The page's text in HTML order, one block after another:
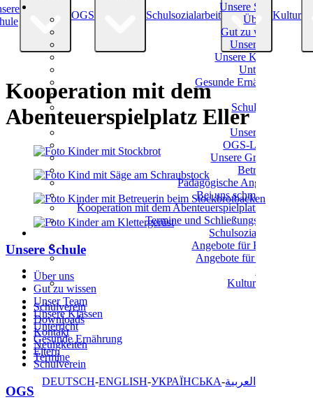
Unsere Schule
Über uns
Gut zu wissen
Unser Team
Unsere Klassen
Unterricht
Gesunde Ernährung
Schulverein
Unser Team
OGS-Leitung
Unsere Gruppen
Betreuung
Pädagogische Angebote
Bei uns schmeckt's!
Kooperation mit dem Abenteuerspielplatz Eller
Termine und Schließungszeiten
Schulsozialarbeit
Angebote für Kinder
Angebote für Eltern
Kultur
Kulturschule
Schulverein
Downloads
Kontakt
Neuigkeiten
Termine
DEUTSCH ENGLISH УКРАЇНСЬКА العربية
OGS Schulsozialarbeit Kultur
Kooperation mit dem
Abenteuerspielplatz Eller
Unsere Schule
Über uns
Gut zu wissen
Unser Team
Unsere Klassen
Unterricht
Gesunde Ernährung
Eltern
Schulverein
OGS